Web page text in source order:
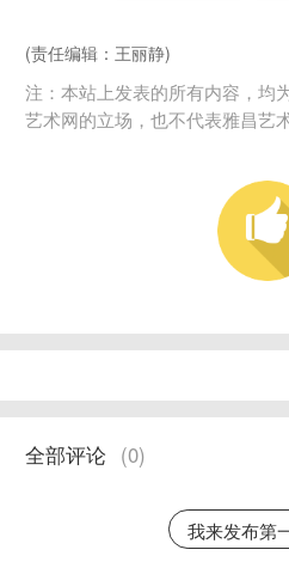
(责任编辑：王丽静)
注：本站上发表的所有内容，均
艺术网的立场，也不代表雅昌艺
全部评论 (0)
我来发布第